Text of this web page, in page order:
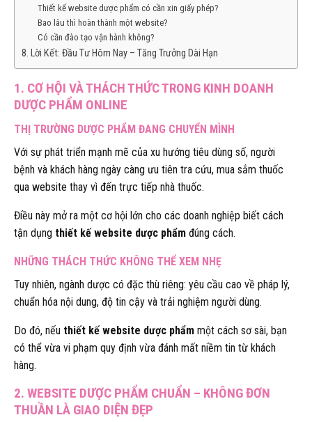
Thiết kế website dược phẩm có cần xin giấy phép?
Bao lâu thì hoàn thành một website?
Có cần đào tạo vận hành không?
8. Lời Kết: Đầu Tư Hôm Nay – Tăng Trưởng Dài Hạn
1. CƠ HỘI VÀ THÁCH THỨC TRONG KINH DOANH
DƯỢC PHẨM ONLINE
THỊ TRƯỜNG DƯỢC PHẨM ĐANG CHUYỂN MÌNH
Với sự phát triển mạnh mẽ của xu hướng tiêu dùng số, người
bệnh và khách hàng ngày càng ưu tiên tra cứu, mua sắm thuốc
qua website thay vì đến trực tiếp nhà thuốc.
Điều này mở ra một cơ hội lớn cho các doanh nghiệp biết cách
tận dụng thiết kế website dược phẩm đúng cách.
NHỮNG THÁCH THỨC KHÔNG THỂ XEM NHẸ
Tuy nhiên, ngành dược có đặc thù riêng: yêu cầu cao về pháp lý,
chuẩn hóa nội dung, độ tin cậy và trải nghiệm người dùng.
Do đó, nếu thiết kế website dược phẩm một cách sơ sài, bạn
có thể vừa vi phạm quy định vừa đánh mất niềm tin từ khách
hàng.
2. WEBSITE DƯỢC PHẨM CHUẨN – KHÔNG ĐƠN
THUẦN LÀ GIAO DIỆN ĐẸP